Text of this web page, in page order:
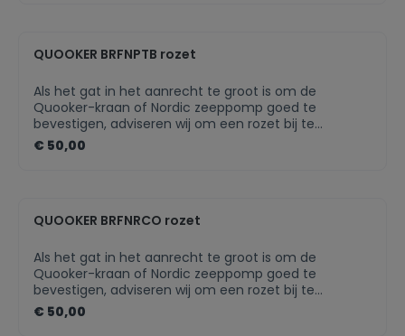
QUOOKER BRFNPTB rozet
Als het gat in het aanrecht te groot is om de
Quooker-kraan of Nordic zeeppomp goed te
bevestigen, adviseren wij om een rozet bij te
bestellen. Als het keukenblad van te dun materiaal is
gemaakt, zal een rozet voor extra draagvlak zorgen.
beschikbaarNette afwerking van jouw Quooker-
€ 50,00
QUOOKER BRFNRCO rozet
Als het gat in het aanrecht te groot is om de
Quooker-kraan of Nordic zeeppomp goed te
bevestigen, adviseren wij om een rozet bij te
bestellen. Als het keukenblad van te dun materiaal is
gemaakt, zal een rozet voor extra draagvlak zorgen.
€ 50,00